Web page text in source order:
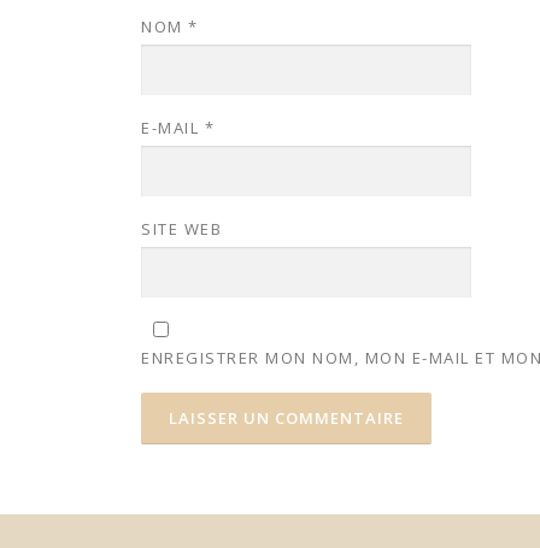
NOM *
E-MAIL *
SITE WEB
ENREGISTRER MON NOM, MON E-MAIL ET